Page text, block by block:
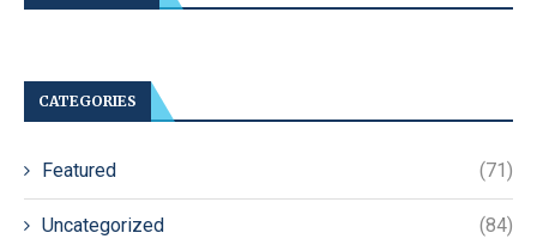
CATEGORIES
Featured (71)
Uncategorized (84)